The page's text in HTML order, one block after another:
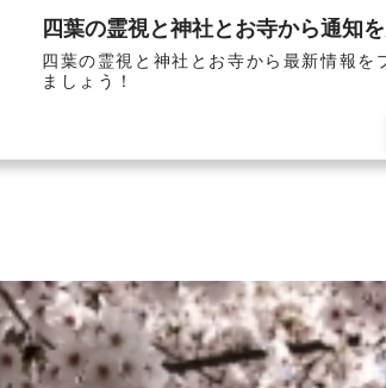
四葉の霊視と神社とお寺から通知
四葉の霊視と神社とお寺から最新情報を
ましょう！